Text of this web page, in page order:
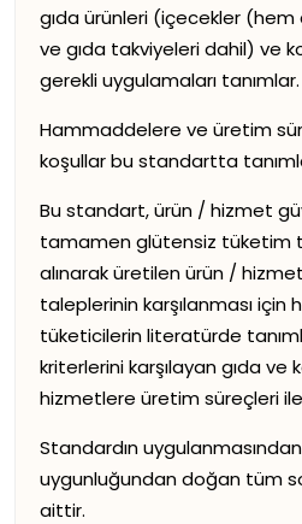
gıda ürünleri (içecekler (hem
ve gıda takviyeleri dahil) ve
gerekli uygulamaları tanımlar.
Hammaddelere ve üretim
koşullar bu standartta
Bu standart, ürün / hizmet
tamamen glütensiz tüketim
alınarak üretilen ürün /
taleplerinin karşılanması için
tüketicilerin literatürde
kriterlerini karşılayan gıda ve
hizmetlere üretim süreçleri ile
Standardın
uygunluğundan doğan tüm
aittir.